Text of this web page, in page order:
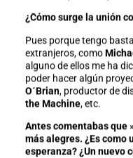
¿Cómo surge la unión
Pues porque tengo
extranjeros, como
alguno de ellos me ha
poder hacer algún
O´Brian, productor de
the Machine, etc.
Antes comentabas que
más alegres. ¿Es como
esperanza? ¿Un nuevo